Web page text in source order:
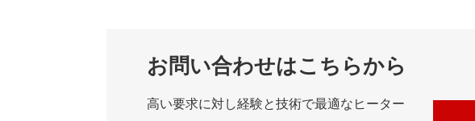
お問い合わせはこちらから
高い要求に対し経験と技術で最適なヒーター